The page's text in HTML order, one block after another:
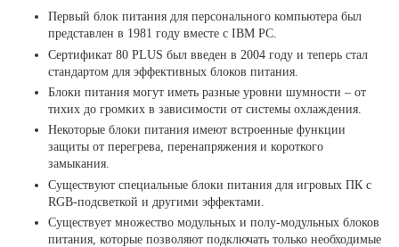
Первый блок питания для персонального компьютера был
представлен в 1981 году вместе с IBM PC.
Сертификат 80 PLUS был введен в 2004 году и теперь стал
стандартом для эффективных блоков питания.
Блоки питания могут иметь разные уровни шумности – от
тихих до громких в зависимости от системы охлаждения.
Некоторые блоки питания имеют встроенные функции
защиты от перегрева, перенапряжения и короткого
замыкания.
Существуют специальные блоки питания для игровых ПК с
RGB-подсветкой и другими эффектами.
Существует множество модульных и полу-модульных блоков
питания, которые позволяют подключать только необходимые